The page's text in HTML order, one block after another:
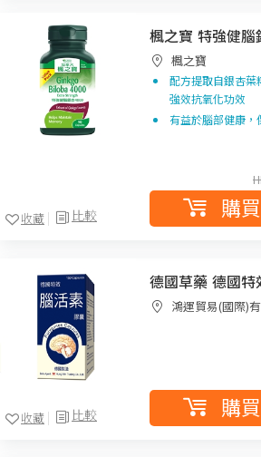
比較
收藏
楓之寶 特強健腦
楓之寶
配方提取自銀杏
強效抗氧化功效
有益於腦部健康
購買
比較
收藏
德國草藥 德國
鴻運貿易(國際)
購買